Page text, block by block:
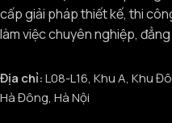
cấp giải pháp thiết kế, thi
làm việc chuyên nghiệp,
Địa chỉ:L08-L16, Khu A, Khu
Hà Đông, Hà Nội